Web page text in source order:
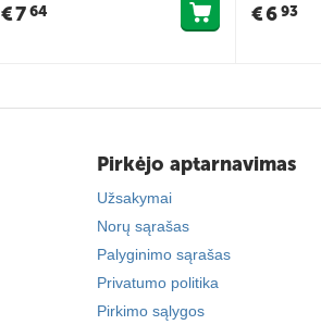
€764 €693
Pirkėjo aptarnavimas
Užsakymai
Norų sąrašas
Palyginimo sąrašas
Privatumo politika
Pirkimo sąlygos